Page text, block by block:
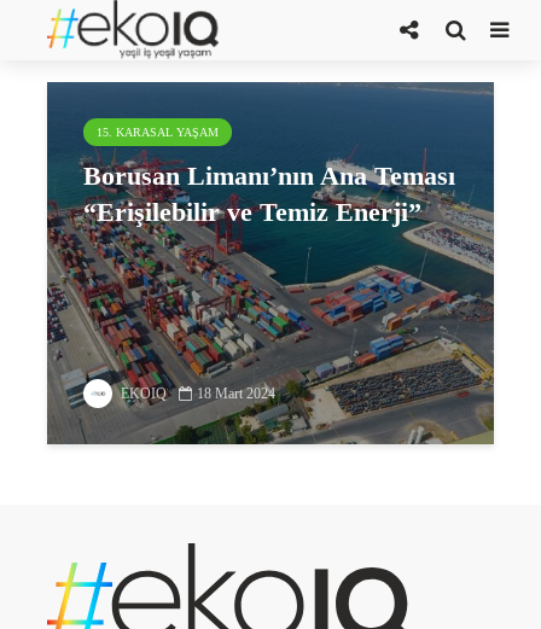
Borusan Limanı Genel Müdürü
15. KARASAL YAŞAM
Borusan Limanı’nın Ana Teması
“Erişilebilir ve Temiz Enerji”
EKOIQ 18 Mart 2024